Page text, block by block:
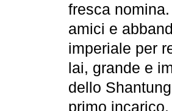
fresca
amici e
imperiale per
lai, grande e
dello
primo